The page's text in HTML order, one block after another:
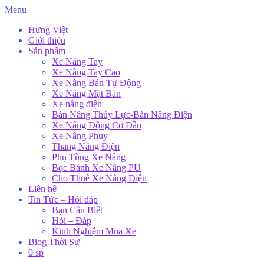
Menu
Hưng Việt
Giới thiệu
Sản phẩm
Xe Nâng Tay
Xe Nâng Tay Cao
Xe Nâng Bán Tự Động
Xe Nâng Mặt Bàn
Xe nâng điện
Bàn Nâng Thủy Lực-Bàn Nâng Điện
Xe Nâng Động Cơ Dầu
Xe Nâng Phuy
Thang Nâng Điện
Phụ Tùng Xe Nâng
Bọc Bánh Xe Nâng PU
Cho Thuê Xe Nâng Điện
Liên hệ
Tin Tức – Hỏi đáp
Bạn Cần Biết
Hỏi – Đáp
Kinh Nghiệm Mua Xe
Blog Thời Sự
0 sp